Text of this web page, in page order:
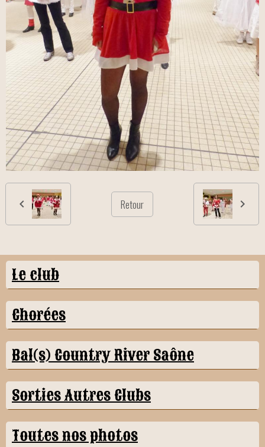
Retour
Le club
Chorées
Bal(s) Country River Saône
Sorties Autres Clubs
Toutes nos photos